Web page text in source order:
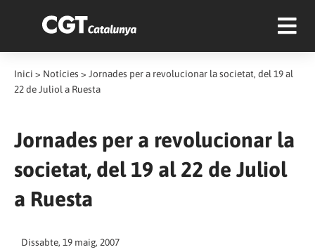
Inici > Notícies > Jornades per a revolucionar la societat, del 19 al
22 de Juliol a Ruesta
Jornades per a revolucionar la
societat, del 19 al 22 de Juliol
a Ruesta
Dissabte, 19 maig, 2007